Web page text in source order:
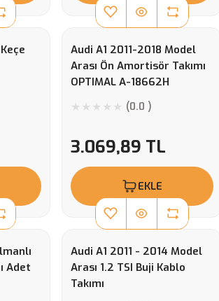
Audi A1 2011-2018 Model
Arası Ön Amortisör Takımı
OPTIMAL A-18662H
(0.0 )
3.069,89 TL
EKLE
Adet
Audi A1 2011 - 2014 Model
Arası 1.2 TSI Buji Kablo
Takımı